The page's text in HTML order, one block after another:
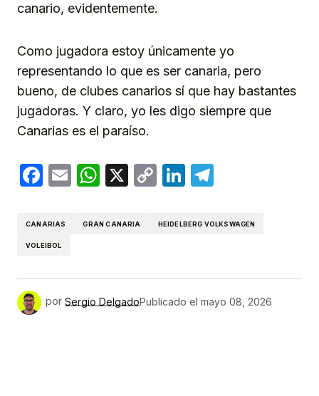
canario, evidentemente.
Como jugadora estoy únicamente yo
representando lo que es ser canaria, pero
bueno, de clubes canarios sí que hay bastantes
jugadoras. Y claro, yo les digo siempre que
Canarias es el paraíso.
Facebook
EmailWhatsApp
X
CopyLinkedIn
CANARIAS GRAN CANARIA HEIDELBERG VOLKSWAGEN
VOLEIBOL
por Sergio DelgadoPublicado el mayo 08, 2026